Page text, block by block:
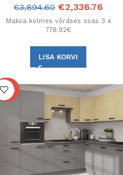
€3,894.60 €2,336.76
Maksa kolmes võrdses osas 3 x
778.92€
LISA KORVI
-40%